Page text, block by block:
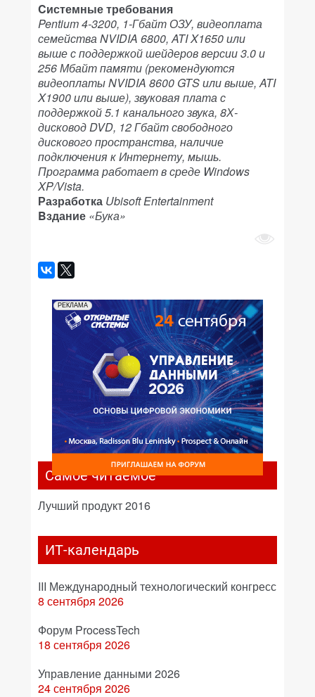
Cистемные требования
Pentium 4-3200, 1-Гбайт ОЗУ, видеоплата
семейства NVIDIA 6800, ATI X1650 или
выше с поддержкой шейдеров версии 3.0 и
256 Мбайт памяти (рекомендуются
видеоплаты NVIDIA 8600 GTS или выше, ATI
X1900 или выше), звуковая плата с
поддержкой 5.1 канального звука, 8Х-
дисковод DVD, 12 Гбайт свободного
дискового пространства, наличие
подключения к Интернету, мышь.
Программа работает в среде Windows
XP/Vista.
Разработка Ubisoft Entertainment
Bздание «Бука»
РЕКЛАМА
Самое читаемое
Лучший продукт 2016
ИТ-календарь
III Международный технологический конгресс
8 сентября 2026
Форум ProcessTech
18 сентября 2026
Управление данными 2026
24 сентября 2026